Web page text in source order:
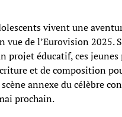
vivent une
vue de l’Eurovision 2025.
projet éducatif, ces
et de composition
annexe du célèbre
prochain.